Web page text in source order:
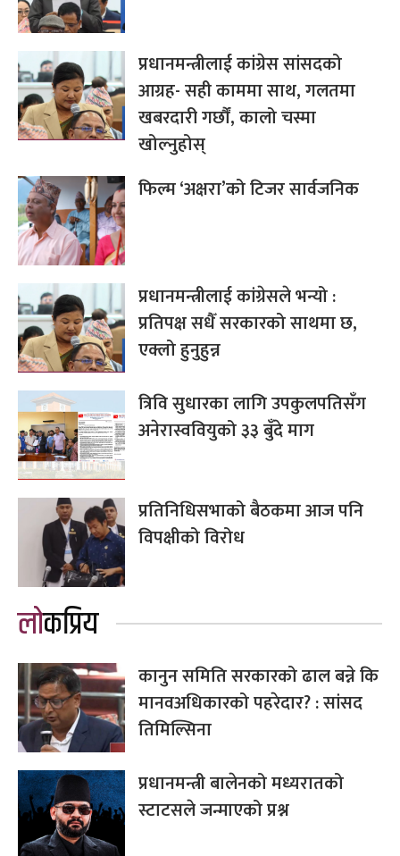
प्रधानमन्त्रीलाई कांग्रेस सांसदको
आग्रह- सही काममा साथ, गलतमा
खबरदारी गर्छौं, कालो चस्मा
खोल्नुहोस्
फिल्म ‘अक्षरा’को टिजर सार्वजनिक
प्रधानमन्त्रीलाई कांग्रेसले भन्यो :
प्रतिपक्ष सधैँ सरकारको साथमा छ,
एक्लो हुनुहुन्न
त्रिवि सुधारका लागि उपकुलपतिसँग
अनेरास्ववियुको ३३ बुँदे माग
प्रतिनिधिसभाको बैठकमा आज पनि
विपक्षीको विरोध
लोकप्रिय
कानुन समिति सरकारको ढाल बन्ने कि
मानवअधिकारको पहरेदार? : सांसद
तिमिल्सिना
प्रधानमन्त्री बालेनको मध्यरातको
स्टाटसले जन्माएको प्रश्न